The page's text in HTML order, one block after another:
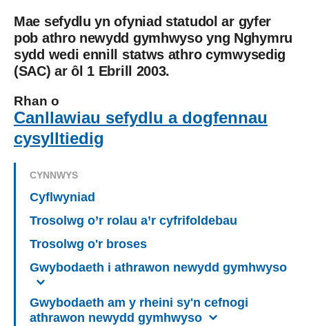
Mae sefydlu yn ofyniad statudol ar gyfer
pob athro newydd gymhwyso yng Nghymru
sydd wedi ennill statws athro cymwysedig
(SAC) ar ôl 1 Ebrill 2003.
Rhan o
Canllawiau sefydlu a dogfennau
cysylltiedig
CYNNWYS
Cyflwyniad
Trosolwg o’r rolau a’r cyfrifoldebau
Trosolwg o'r broses
Gwybodaeth i athrawon newydd gymhwyso
Gwybodaeth am y rheini sy'n cefnogi
athrawon newydd gymhwyso